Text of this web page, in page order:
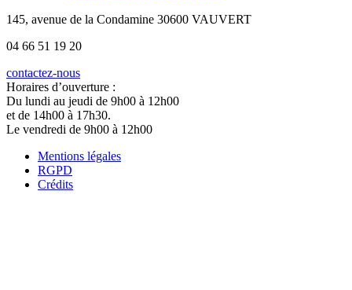
145, avenue de la Condamine 30600 VAUVERT
04 66 51 19 20
contactez-nous
Horaires d’ouverture :
Du lundi au jeudi de 9h00 à 12h00
et de 14h00 à 17h30.
Le vendredi de 9h00 à 12h00
Mentions légales
RGPD
Crédits